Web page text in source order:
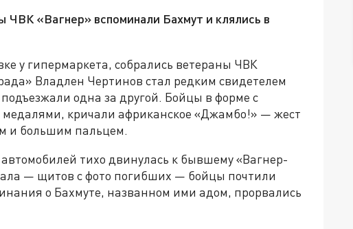
ЧВК «Вагнер» вспоминали Бахмут и клялись в
у гипермаркета, собрались ветераны ЧВК
Владлен Чертинов стал редким свидетелем
одна за другой. Бойцы в форме с
кричали африканское «Джамбо!» — жест
и большим пальцем.
тихо двинулась к бывшему «Вагнер-
— щитов с фото погибших — бойцы почтили
о Бахмуте, названном ими адом, прорвались